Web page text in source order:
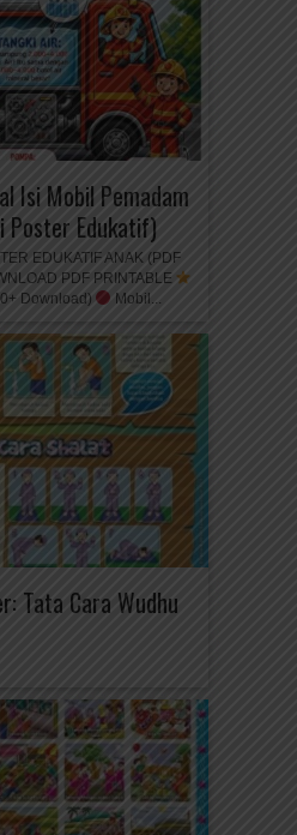
Isi Mobil Pemadam
Poster Edukatif)
EDUKATIF ANAK (PDF
PDF PRINTABLE
Download)
Mobil...
Tata Cara Wudhu